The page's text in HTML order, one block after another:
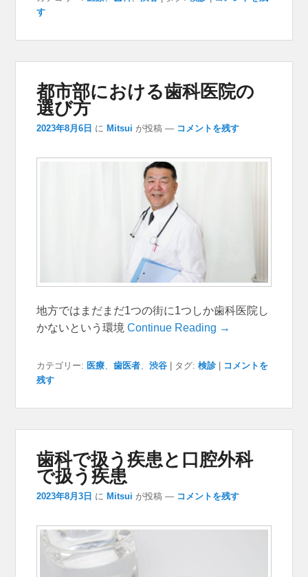
す
都市部における歯科医院の
選び方
2023年8月6日 に Mitsui が投稿 — コメントを残す
地方ではまだまだ1つの街に1つしか歯科医院し
かないという環境Continue Reading →
カテゴリー: 医療 、歯医者 、渋谷 タグ: 検診
コメントを
残す
歯科で扱う疾患と口腔外科
で扱う疾患
2023年8月3日 に Mitsui が投稿 — コメントを残す